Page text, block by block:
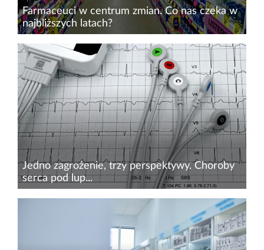
Farmaceuci w centrum zmian. Co nas czeka w
najbliższych latach?
Rynek farmaceutyczny dynamicznie się zmienia.
Nowości legislacyjne, planowane zmiany w
zakresie refundacji leków i systemie szczepień –
to wszystko jest przed nami. Badania społeczne
pokazują, że...
Jedno zagrożenie, trzy perspektywy. Choroby
serca pod lup...
Rosnąca liczba pacjentów, zmieniający się profil
kliniczny oraz narastające koszty systemowe
sprawiają, że choroby sercowo-naczyniowe
(CVD) pozostają jednym z największych